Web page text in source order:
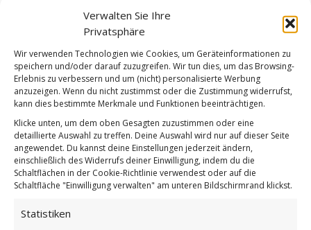
Verwalten Sie Ihre
Privatsphäre
Wir verwenden Technologien wie Cookies, um Geräteinformationen zu
speichern und/oder darauf zuzugreifen. Wir tun dies, um das Browsing-
Erlebnis zu verbessern und um (nicht) personalisierte Werbung
anzuzeigen. Wenn du nicht zustimmst oder die Zustimmung widerrufst,
kann dies bestimmte Merkmale und Funktionen beeinträchtigen.
Klicke unten, um dem oben Gesagten zuzustimmen oder eine
detaillierte Auswahl zu treffen. Deine Auswahl wird nur auf dieser Seite
angewendet. Du kannst deine Einstellungen jederzeit ändern,
einschließlich des Widerrufs deiner Einwilligung, indem du die
Schaltflächen in der Cookie-Richtlinie verwendest oder auf die
Schaltfläche "Einwilligung verwalten" am unteren Bildschirmrand klickst.
Statistiken
Welttag der Zeitschriften
Weiterlesen
Wie findest du diesen Beitrag?
[Total:2Average:
26. NOVEMBER 2025 / 0 KOMMENTARE / VONBETTINA
Zeitungen können